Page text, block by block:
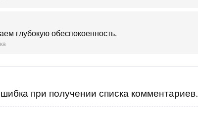
глубокую обеспокоенность.
при получении списка комментариев.